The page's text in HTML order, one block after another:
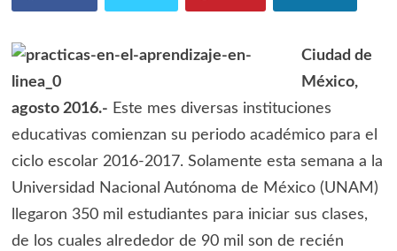
Ciudad de
México,
agosto 2016.- Este mes diversas instituciones
educativas comienzan su periodo académico para el
ciclo escolar 2016-2017. Solamente esta semana a la
Universidad Nacional Autónoma de México (UNAM)
llegaron 350 mil estudiantes para iniciar sus clases,
de los cuales alrededor de 90 mil son de recién